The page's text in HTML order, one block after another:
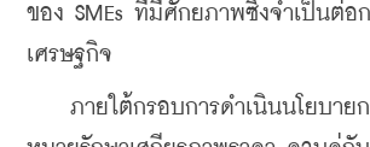
ของ SMEs ที่มีศักยภาพซึ่งจำเป็นต่อ
เศรษฐกิจ
ภายใต้กรอบการดำเนินนโยบายก